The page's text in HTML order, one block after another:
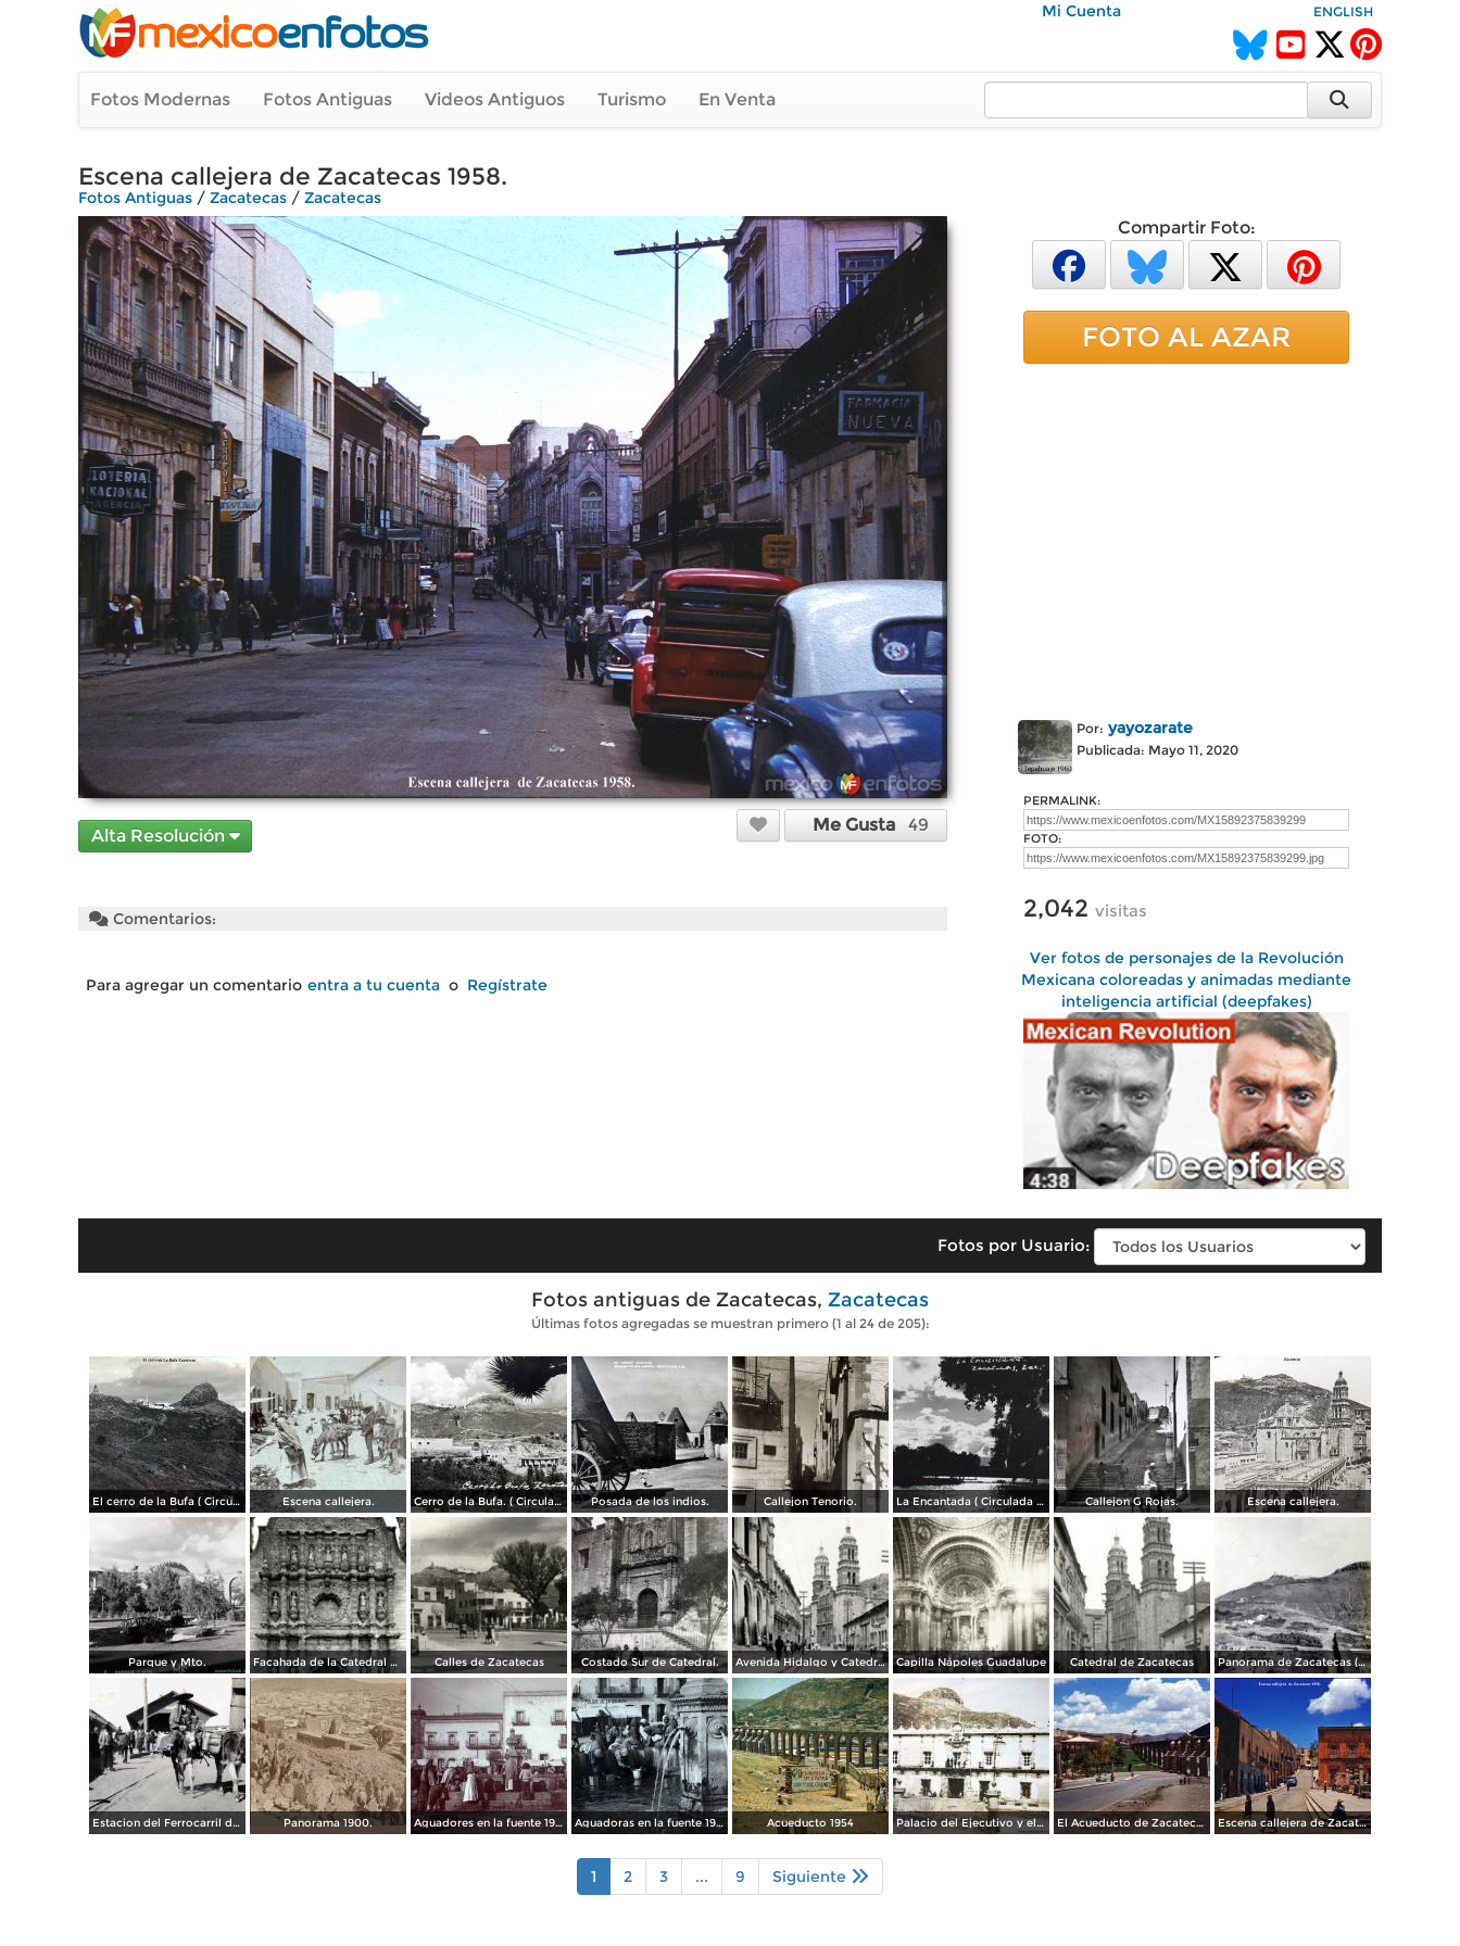
Mi Cuenta ENGLISH
Fotos Modernas Fotos Antiguas Videos Antiguos Turismo En Venta
Escena callejera de Zacatecas 1958.
Fotos Antiguas / Zacatecas / Zacatecas
Alta Resolución
Me Gusta 49
Comentarios:
Para agregar un comentario entra a tu cuenta o Regístrate
Compartir Foto:
FOTO AL AZAR
Por: yayozarate
Publicada: Mayo 11, 2020
PERMALINK:
FOTO:
2,042 visitas
Ver fotos de personajes de la Revolución
Mexicana coloreadas y animadas mediante
inteligencia artificial (deepfakes)
Fotos por Usuario:
Fotos antiguas de Zacatecas, Zacatecas
Últimas fotos agregadas se muestran primero (1 al 24 de 205):
El cerro de la Bufa ( Circulada el 5 de Diciembre de 1910 ). Escena callejera. Cerro de la Bufa. ( Circulada el 27 de Octubre de 1950 ). Posada de los indios. Callejon Tenorio. La Encantada ( Circulada el 26 de Mayo de 1948 ). Callejon G Rojas. Escena callejera.
Parque y Mto. Facahada de la Catedral de Zacatecas Calles de Zacatecas Costado Sur de Catedral. Avenida Hidalgo y Catedral de Zacatecas Capilla Nápoles Guadalupe Catedral de Zacatecas Panorama de Zacatecas ( 1909 ).
Estacion del Ferrocarril de Zacatecas ( 1909 ). Panorama 1900. Aguadores en la fuente 1904 Aguadoras en la fuente 1901 Acueducto 1954 Palacio del Ejecutivo y el cerro de La Bufa al fondo. Zacatecas. El Acueducto de Zacatecas 1958. Escena callejera de Zacatecas 1958.
1 2 3 ... 9 Siguiente